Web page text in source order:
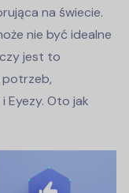
na świecie.
nie być idealne
jest to
potrzeb,
Eyezy. Oto jak